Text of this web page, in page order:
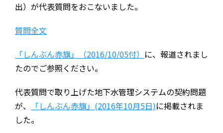
出）が代表質問をおこないました。
質問全文
「しんぶん赤旗」（2016/10/05付） に、報道されまし
たのでご参照ください。
代表質問で取り上げた地下水管理システムの契約問題
が、
「しんぶん赤旗」(2016年10月5日)に掲載されま
した。